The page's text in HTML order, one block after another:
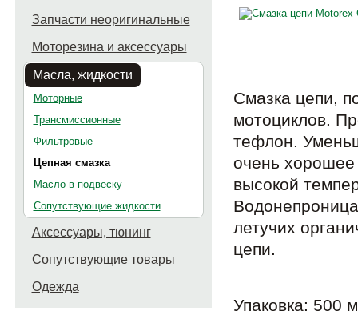
Запчасти неоригинальные
Моторезина и аксессуары
Масла, жидкости
Моторные
Трансмиссионные
Фильтровые
Цепная смазка
Масло в подвеску
Сопутствующие жидкости
Аксессуары, тюнинг
Сопутствующие товары
Одежда
Смазка цепи,
мотоциклов.
тефлон.
очень
высокой
летучих
цепи.
Упаковка: 500